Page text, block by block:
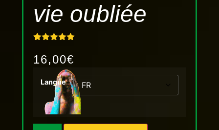
vie oubliée
sur 5
basé sur
client
16,00€
Langue